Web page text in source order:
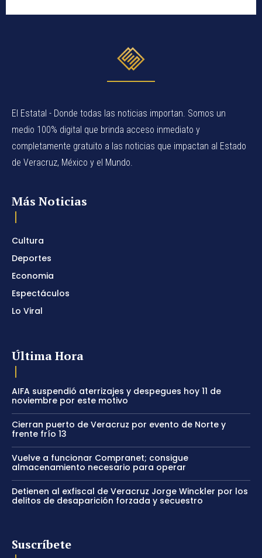
El Estatal - Donde todas las noticias importan. Somos un
medio 100% digital que brinda acceso inmediato y
completamente gratuito a las noticias que impactan al Estado
de Veracruz, México y el Mundo.
Más Noticias
Cultura
Deportes
Economia
Espectáculos
Lo Viral
Última Hora
AIFA suspendió aterrizajes y despegues hoy 11 de
noviembre por este motivo
Cierran puerto de Veracruz por evento de Norte y
frente frío 13
Vuelve a funcionar Compranet; consigue
almacenamiento necesario para operar
Detienen al exfiscal de Veracruz Jorge Winckler por los
delitos de desaparición forzada y secuestro
Suscríbete